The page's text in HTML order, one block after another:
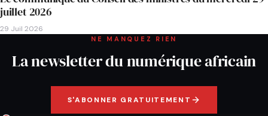
juillet 2026
29 Juil 2026
NE MANQUEZ RIEN
La newsletter du numérique africain
S'ABONNER GRATUITEMENT